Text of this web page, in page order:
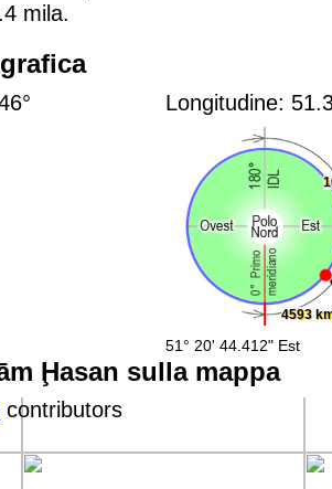
mila.
Longitudine:
4593
51° 20' 44.412" Est
Ḩasan sulla mappa
contributors